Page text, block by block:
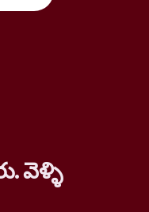
వెళ్ళి